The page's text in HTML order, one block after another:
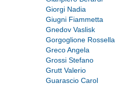
Giorgi Nadia
Giugni Fiammetta
Gnedov Vaslisk
Gorgoglione Rossella
Greco Angela
Grossi Stefano
Grutt Valerio
Guarascio Carol